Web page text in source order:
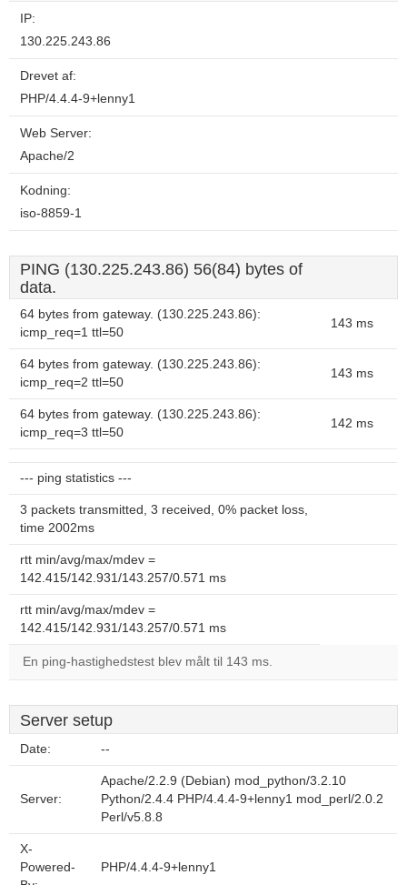
IP:
130.225.243.86
Drevet af:
PHP/4.4.4-9+lenny1
Web Server:
Apache/2
Kodning:
iso-8859-1
PING (130.225.243.86) 56(84) bytes of
data.
64 bytes from gateway. (130.225.243.86):
icmp_req=1 ttl=50
143 ms
64 bytes from gateway. (130.225.243.86):
icmp_req=2 ttl=50
143 ms
64 bytes from gateway. (130.225.243.86):
icmp_req=3 ttl=50
142 ms
--- ping statistics ---
3 packets transmitted, 3 received, 0% packet loss,
time 2002ms
rtt min/avg/max/mdev =
142.415/142.931/143.257/0.571 ms
rtt min/avg/max/mdev =
142.415/142.931/143.257/0.571 ms
En ping-hastighedstest blev målt til 143 ms.
Server setup
Date: --
Server:
Apache/2.2.9 (Debian) mod_python/3.2.10
Python/2.4.4 PHP/4.4.4-9+lenny1 mod_perl/2.0.2
Perl/v5.8.8
X-
Powered-
PHP/4.4.4-9+lenny1